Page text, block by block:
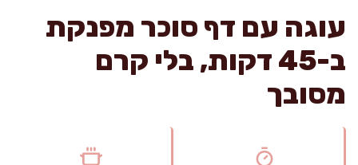
עוגה עם דף סוכר מפנקת
ב-45 דקות, בלי קרם
מסובך